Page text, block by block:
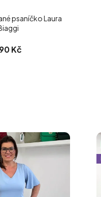
psaníčko Laura
Kč